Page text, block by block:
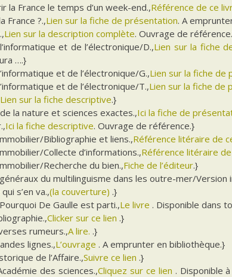
la France le temps d’un week-end.,Référence de ce
France ?.,Lien sur la fiche de présentation. A
Lien sur la description complète. Ouvrage de
et de l’électronique/D.,Lien sur la fiche
….}
et de l’électronique/G.,Lien sur la fiche de
et de l’électronique/T.,Lien sur la fiche de
Lien sur la fiche descriptive.}
la nature et sciences exactes.,Ici la fiche de
Ici la fiche descriptive. Ouvrage de référence.}
Bibliographie et liens.,Référence litéraire de
Collecte d’informations.,Référence litéraire
Recherche du bien.,Fiche de l’éditeur.}
du multilinguisme dans les outre-mer/Version
s’en va.,(la couverture) .}
De Gaulle est parti.,Le livre . Disponible dans
Clicker sur ce lien .}
rumeurs.,A lire. .}
lignes.,L’ouvrage . A emprunter en bibliothèque.}
de l’Affaire.,Suivre ce lien .}
des sciences.,Cliquez sur ce lien . Disponible